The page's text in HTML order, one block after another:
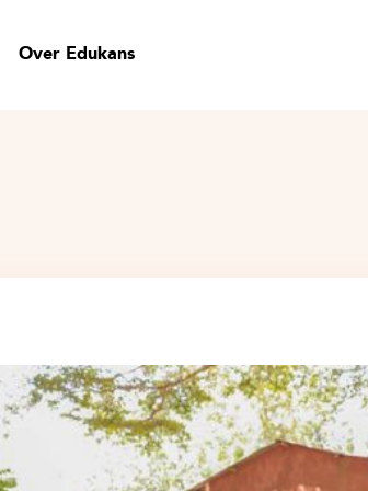
Over Edukans